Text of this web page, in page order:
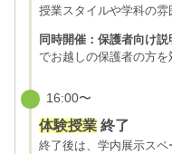
授業スタイルや学科の
同時開催：保護者向け説
でお越しの保護者の方を
16:00〜
体験授業 終了
終了後は、学内展示ス